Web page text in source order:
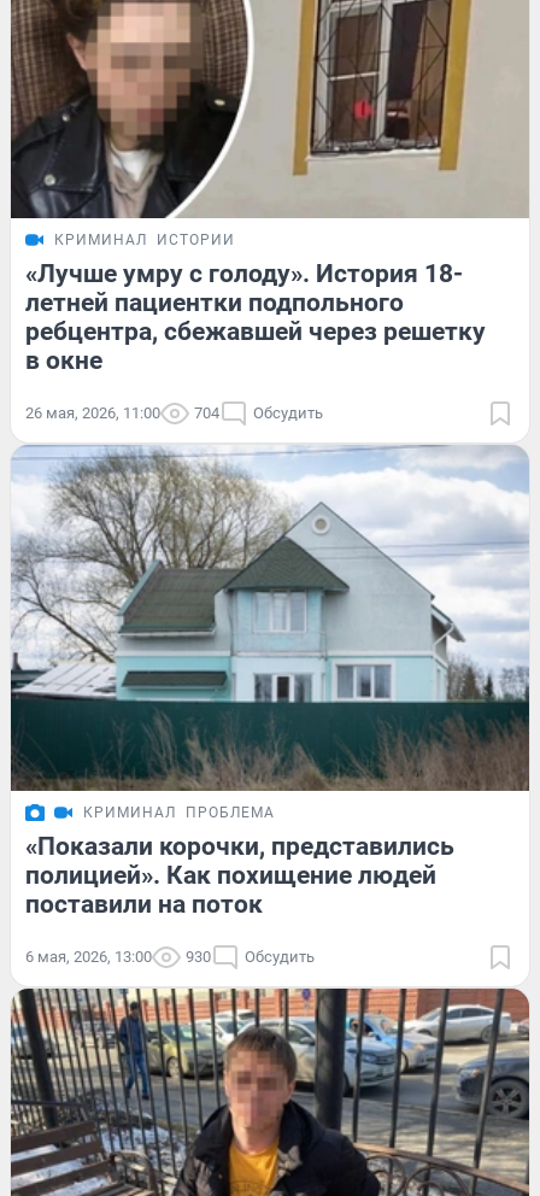
КРИМИНАЛ ИСТОРИИ
«Лучше умру с голоду». История 18-
летней пациентки подпольного
ребцентра, сбежавшей через решетку
в окне
26 мая, 2026, 11:00 704 Обсудить
КРИМИНАЛ ПРОБЛЕМА
«Показали корочки, представились
полицией». Как похищение людей
поставили на поток
6 мая, 2026, 13:00 930 Обсудить